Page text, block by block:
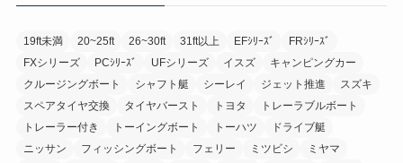
19ft未満 20~25ft 26~30ft 31ft以上 EFｼﾘｰｽﾞ
FRｼﾘｰｽﾞ
FXシリーズ
PCｼﾘｰｽﾞ UFシリーズ イスズ
キャンピングカー
クルージングボート
シャフト艇 シーレイ ジェット推進
スズキ
スペアタイヤ交換
タイヤバースト トヨタ
トレーラブルボート
トレーラー付き
トーイングボート トーハツ
ドライブ艇
ニッサン
フィッシングボート フェリー ミツビシ
ミヤマ